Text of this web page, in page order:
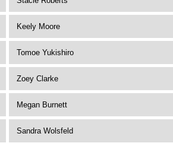
Keely Moore
Tomoe Yukishiro
Zoey Clarke
Megan Burnett
Sandra Wolsfeld